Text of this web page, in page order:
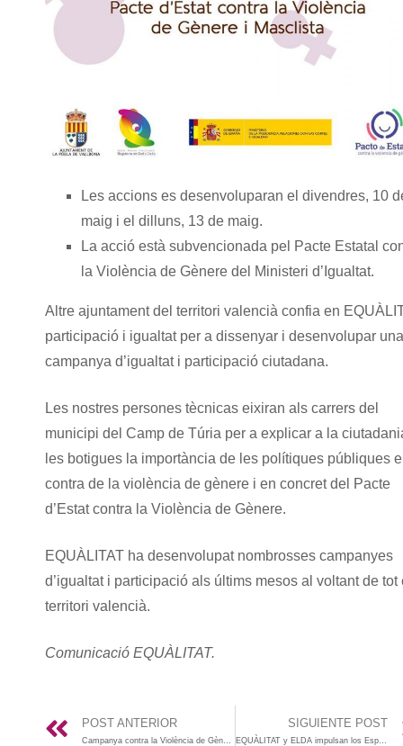
Les accions es desenvoluparan el divendres, 10
maig i el dilluns, 13 de maig.
La acció està subvencionada pel Pacte Estatal
la Violència de Gènere del Ministeri d’Igualtat.
Altre ajuntament del territori valencià confia en
participació i igualtat per a dissenyar i desenvolupar una
campanya d’igualtat i participació ciutadana.
Les nostres persones tècnicas eixiran als carrers del
municipi del Camp de Túria per a explicar a la
les botigues la importància de les polítiques públiques
contra de la violència de gènere i en concret del Pacte
d’Estat contra la Violència de Gènere.
EQUÀLITAT ha desenvolupat nombrosses campanyes
d’igualtat i participació als últims mesos al voltant de tot
territori valencià.
Comunicació EQUÀLITAT.
POST ANTERIOR SIGUIENTE POST
EQUÀLITAT y ELDA impulsan los Espacios Móviles por la Igualdad